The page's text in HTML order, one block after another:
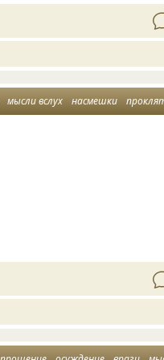
мысли вслух насмешки